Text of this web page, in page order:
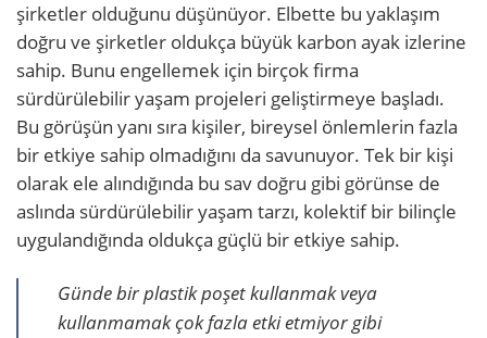
şirketler olduğunu düşünüyor. Elbette bu yaklaşım
doğru ve şirketler oldukça büyük karbon ayak izlerine
sahip. Bunu engellemek için birçok firma
sürdürülebilir yaşam projeleri geliştirmeye başladı.
Bu görüşün yanı sıra kişiler, bireysel önlemlerin fazla
bir etkiye sahip olmadığını da savunuyor. Tek bir kişi
olarak ele alındığında bu sav doğru gibi görünse de
aslında sürdürülebilir yaşam tarzı, kolektif bir bilinçle
uygulandığında oldukça güçlü bir etkiye sahip.
Günde bir plastik poşet kullanmak veya
kullanmamak çok fazla etki etmiyor gibi